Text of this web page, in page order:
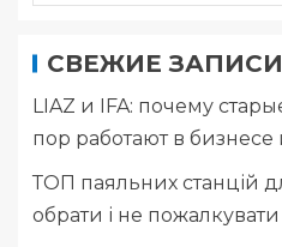
СВЕЖИЕ ЗАПИСИ
LIAZ и IFA: почему
пор работают в бизнесе
ТОП паяльних станцій
обрати і не пожалкувати